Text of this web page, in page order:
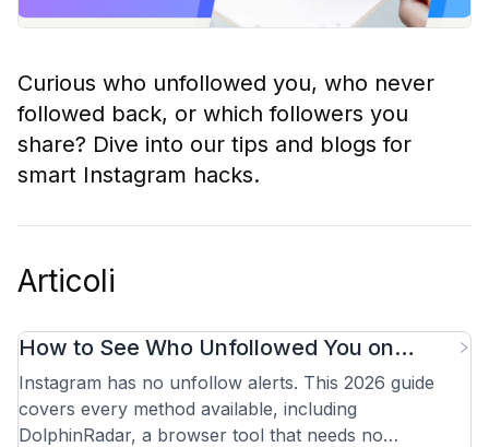
Curious who unfollowed you, who never
followed back, or which followers you
share? Dive into our tips and blogs for
smart Instagram hacks.
Articoli
How to See Who Unfollowed You on
Instagram in 2026
Instagram has no unfollow alerts. This 2026 guide
covers every method available, including
DolphinRadar, a browser tool that needs no